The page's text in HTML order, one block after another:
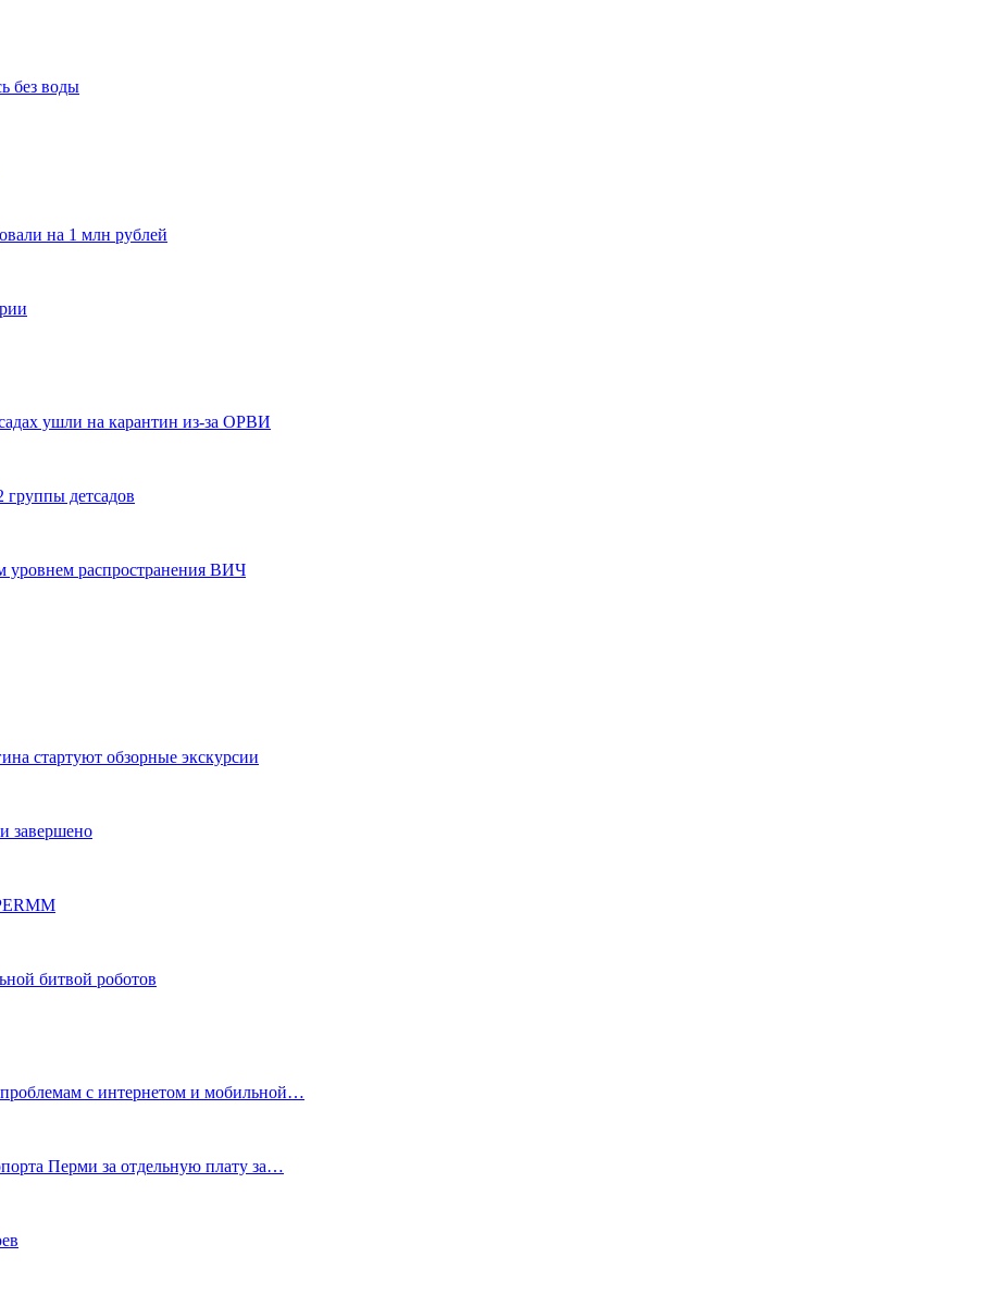
без воды
на 1 млн рублей
ушли на карантин из-за ОРВИ
детсадов
уровнем распространения ВИЧ
стартуют обзорные экскурсии
завершено
битвой роботов
с интернетом и мобильной…
Перми за отдельную плату за…